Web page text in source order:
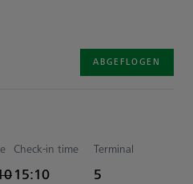
ABGEFLOGEN
Check-in time
15:10
Terminal
5